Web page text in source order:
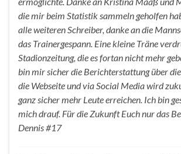
die mir beim Statistik sammeln geholfen
alle weiteren Schreiber, danke an die
das Trainergespann. Eine kleine Träne
Stadionzeitung, die es fortan nicht mehr
bin mir sicher die Berichterstattung über
die Webseite und via Social Media wird
ganz sicher mehr Leute erreichen. Ich bin
mich drauf. Für die Zukunft Euch nur das
Dennis #17